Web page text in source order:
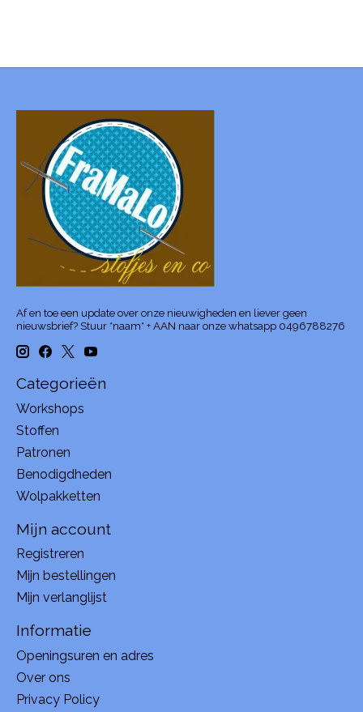
Af en toe een update over onze nieuwigheden en liever geen
nieuwsbrief? Stuur *naam* + AAN naar onze whatsapp 0496788276
Categorieën
Workshops
Stoffen
Patronen
Benodigdheden
Wolpakketten
Mijn account
Registreren
Mijn bestellingen
Mijn verlanglijst
Informatie
Openingsuren en adres
Over ons
Privacy Policy